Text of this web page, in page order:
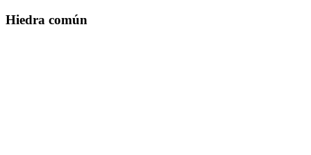
Hiedra común